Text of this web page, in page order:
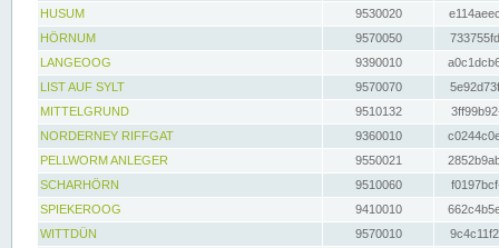
HUSUM
9530020
HÖRNUM
9570050
LANGEOOG
9390010
LIST AUF SYLT
9570070
MITTELGRUND
9510132
NORDERNEY RIFFGAT
9360010
PELLWORM ANLEGER
9550021
SCHARHÖRN
9510060
SPIEKEROOG
9410010
WITTDÜN
9570010